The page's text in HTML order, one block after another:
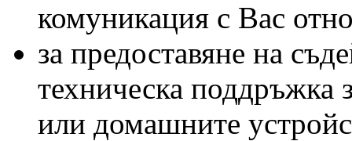
комуникация с Вас
за предоставяне на
техническа поддръжка
или домашните